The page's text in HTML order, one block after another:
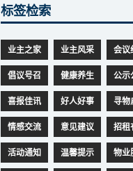
标签检索
业主之家 业主风采 会议
倡议号召 健康养生 公示
喜报佳讯 好人好事 寻物
情感交流 意见建议 招租
活动通知 温馨提示 物业